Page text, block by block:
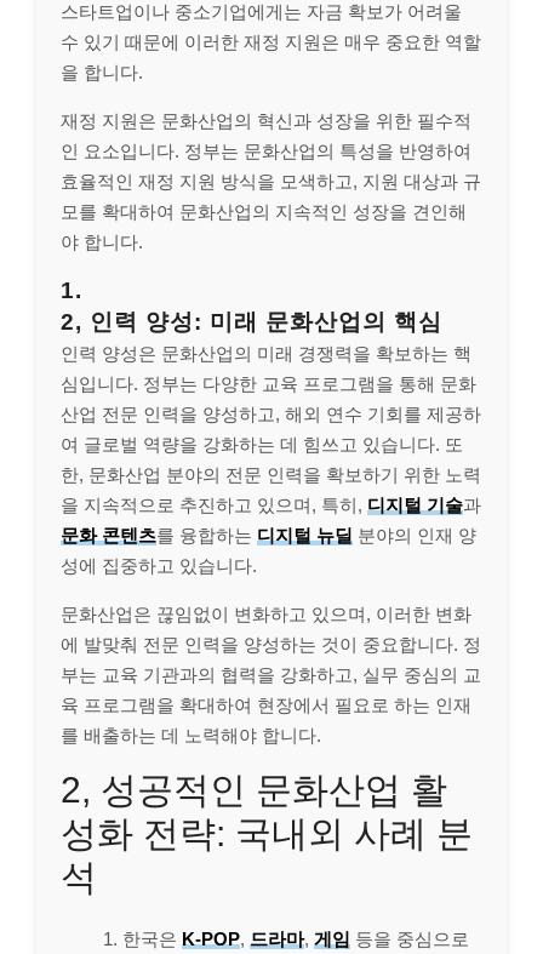
스타트업이나 중소기업에게는 자금 확보가 어려울
수 있기 때문에 이러한 재정 지원은 매우 중요한 역할
을 합니다.
재정 지원은 문화산업의 혁신과 성장을 위한 필수적
인 요소입니다. 정부는 문화산업의 특성을 반영하여
효율적인 재정 지원 방식을 모색하고, 지원 대상과 규
모를 확대하여 문화산업의 지속적인 성장을 견인해
야 합니다.
1.
2, 인력 양성: 미래 문화산업의 핵심
인력 양성은 문화산업의 미래 경쟁력을 확보하는 핵
심입니다. 정부는 다양한 교육 프로그램을 통해 문화
산업 전문 인력을 양성하고, 해외 연수 기회를 제공하
여 글로벌 역량을 강화하는 데 힘쓰고 있습니다. 또
한, 문화산업 분야의 전문 인력을 확보하기 위한 노력
을 지속적으로 추진하고 있으며, 특히, 디지털 기술과
문화 콘텐츠를 융합하는 디지털 뉴딜 분야의 인재 양
성에 집중하고 있습니다.
문화산업은 끊임없이 변화하고 있으며, 이러한 변화
에 발맞춰 전문 인력을 양성하는 것이 중요합니다. 정
부는 교육 기관과의 협력을 강화하고, 실무 중심의 교
육 프로그램을 확대하여 현장에서 필요로 하는 인재
를 배출하는 데 노력해야 합니다.
2, 성공적인 문화산업 활
성화 전략: 국내외 사례 분
석
한국은 K-POP, 드라마, 게임 등을 중심으로